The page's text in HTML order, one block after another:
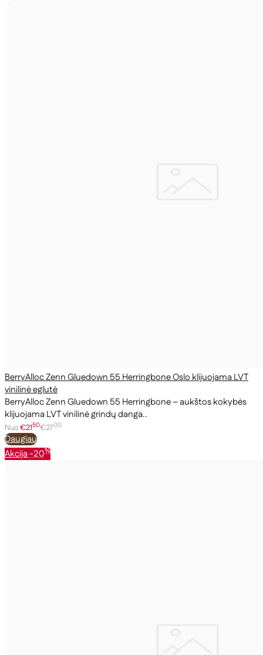
BerryAlloc Zenn Gluedown 55 Herringbone Oslo klijuojama LVT
vinilinė eglutė
BerryAlloc Zenn Gluedown 55 Herringbone – aukštos kokybės
klijuojama LVT vinilinė grindų danga..
Nuo€2150€2700
Daugiau
Akcija-20%